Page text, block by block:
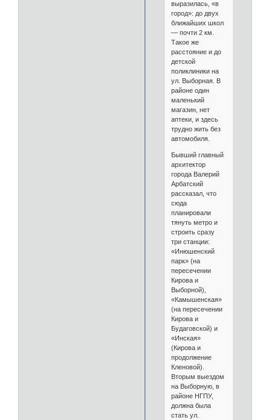
выразилась, «в
город»: до двух
ближайших школ
— почти 2 км.
Такое же
расстояние и до
детской
поликлиники на
ул. Выборная. В
районе один
маленький
магазин, нет
аптеки, и здесь
трудно жить без
автомобиля.
Бывший главный
архитектор
города Валерий
Арбатский
рассказал, что
сюда
планировали
тянуть метро и
строить сразу
три станции:
«Инюшенский
парк» (на
пересечении
Кирова и
Выборной),
«Камышенская»
(на пересечении
Кирова и
Будаговской) и
«Инская»
(Кирова и
продолжение
Кленовой).
Вторым выездом
на Выборную, в
районе НГПУ,
должна была
стать ул.